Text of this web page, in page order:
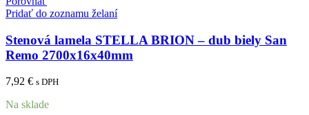
Pridať do zoznamu želaní
Stenová lamela STELLA BRION – dub biely San
Remo 2700x16x40mm
7,92 € s DPH
Na sklade